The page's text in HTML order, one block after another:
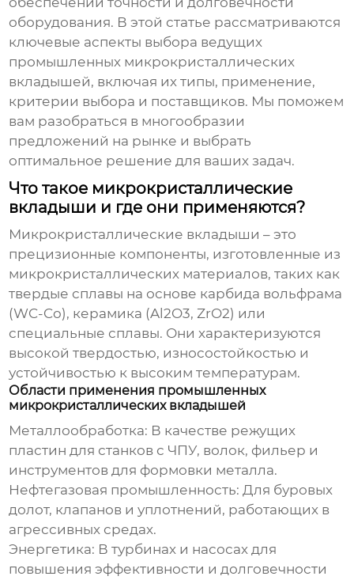
оборудования. В этой статье рассматриваются
ключевые аспекты выбора ведущих
промышленных микрокристаллических
вкладышей, включая их типы, применение,
критерии выбора и поставщиков. Мы поможем
вам разобраться в многообразии
предложений на рынке и выбрать
оптимальное решение для ваших задач.
Что такое микрокристаллические
вкладыши и где они применяются?
Микрокристаллические вкладыши – это
прецизионные компоненты, изготовленные из
микрокристаллических материалов, таких как
твердые сплавы на основе карбида вольфрама
(WC-Co), керамика (Al2O3, ZrO2) или
специальные сплавы. Они характеризуются
высокой твердостью, износостойкостью и
устойчивостью к высоким температурам.
Области применения промышленных
микрокристаллических вкладышей
Металлообработка: В качестве режущих
пластин для станков с ЧПУ, волок, фильер и
инструментов для формовки металла.
Нефтегазовая промышленность: Для буровых
долот, клапанов и уплотнений, работающих в
агрессивных средах.
Энергетика: В турбинах и насосах для
повышения эффективности и долговечности